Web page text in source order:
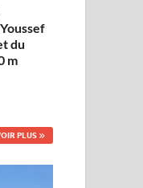
du
m
PLUS